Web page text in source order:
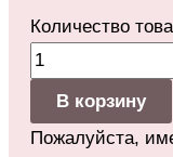
Количество
В корзину
Пожалуйста,